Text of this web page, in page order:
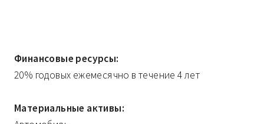
Финансовые ресурсы:
20% годовых ежемесячно в течение 4 лет
Материальные активы: